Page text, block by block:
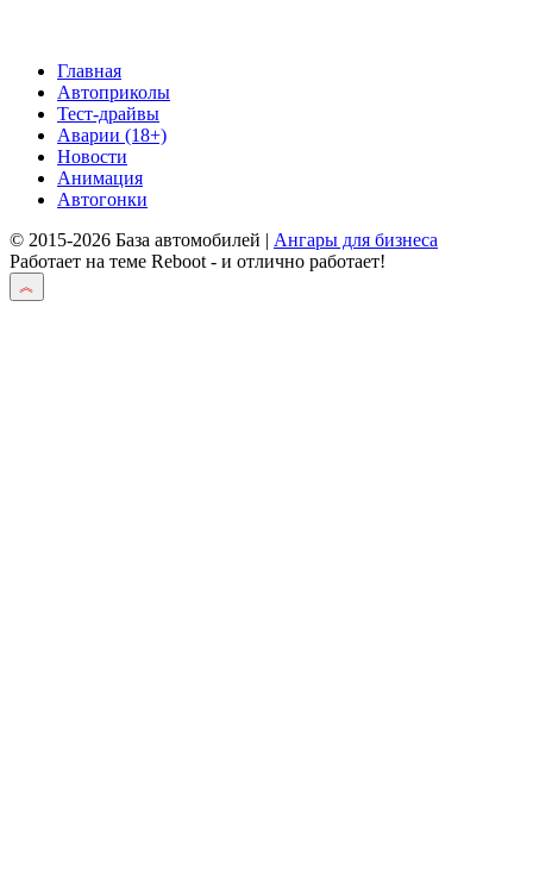
Главная
Автоприколы
Тест-драйвы
Аварии (18+)
Новости
Анимация
Автогонки
© 2015-2026 База автомобилей | Ангары для бизнеса
Работает на теме Reboot - и отлично работает!